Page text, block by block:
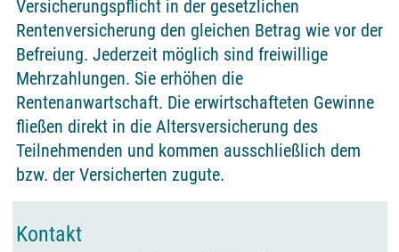
Versicherungspflicht in der gesetzlichen
Rentenversicherung den gleichen Betrag wie vor der
Befreiung. Jederzeit möglich sind freiwillige
Mehrzahlungen. Sie erhöhen die
Rentenanwartschaft. Die erwirtschafteten Gewinne
fließen direkt in die Altersversicherung des
Teilnehmenden und kommen ausschließlich dem
bzw. der Versicherten zugute.
Kontakt